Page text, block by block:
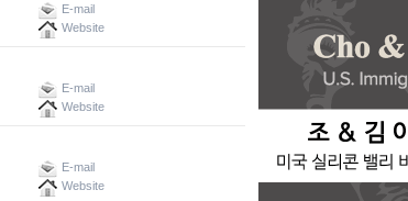
E-mail
Website
E-mail
Website
E-mail
Website